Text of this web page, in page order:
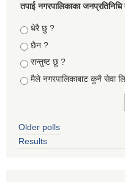
तपा‌ई नगरपालिकाका
Choices
धेरै छु ?
छैन ?
सन्तुष्ट छु ?
मैले नगरपालिकाबाट कुनै सेवा
Older polls
Results